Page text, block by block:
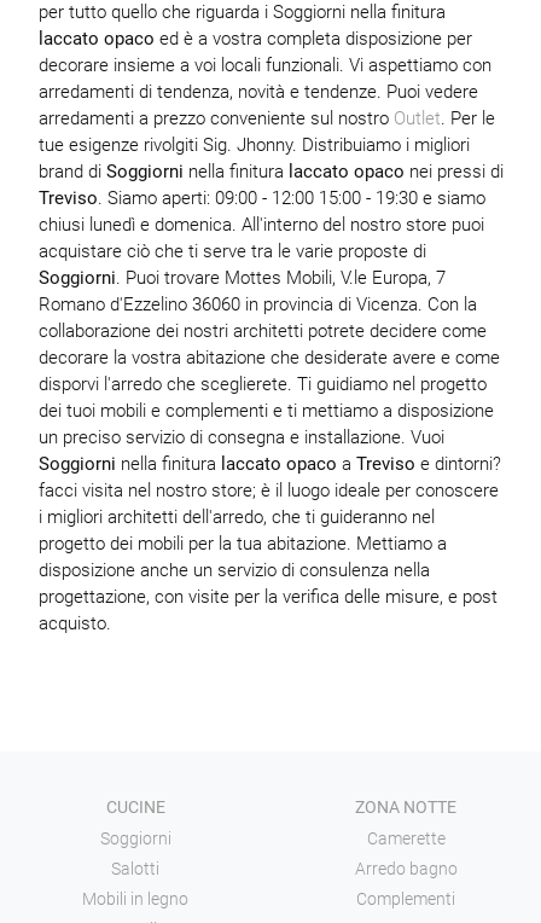
per tutto quello che riguarda i Soggiorni nella finitura
laccato opaco ed è a vostra completa disposizione per
decorare insieme a voi locali funzionali. Vi aspettiamo con
arredamenti di tendenza, novità e tendenze. Puoi vedere
arredamenti a prezzo conveniente sul nostro Outlet. Per le
tue esigenze rivolgiti Sig. Jhonny. Distribuiamo i migliori
brand di Soggiorni nella finitura laccato opaco nei pressi di
Treviso. Siamo aperti: 09:00 - 12:00 15:00 - 19:30 e siamo
chiusi lunedì e domenica. All'interno del nostro store puoi
acquistare ciò che ti serve tra le varie proposte di
Soggiorni. Puoi trovare Mottes Mobili, V.le Europa, 7
Romano d'Ezzelino 36060 in provincia di Vicenza. Con la
collaborazione dei nostri architetti potrete decidere come
decorare la vostra abitazione che desiderate avere e come
disporvi l'arredo che sceglierete. Ti guidiamo nel progetto
dei tuoi mobili e complementi e ti mettiamo a disposizione
un preciso servizio di consegna e installazione. Vuoi
Soggiorni nella finitura laccato opaco a Treviso e dintorni?
facci visita nel nostro store; è il luogo ideale per conoscere
i migliori architetti dell'arredo, che ti guideranno nel
progetto dei mobili per la tua abitazione. Mettiamo a
disposizione anche un servizio di consulenza nella
progettazione, con visite per la verifica delle misure, e post
acquisto.
CUCINE
Soggiorni
Salotti
Mobili in legno
ZONA NOTTE
Camerette
Arredo bagno
Complementi